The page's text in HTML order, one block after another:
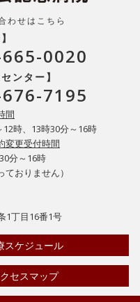
わせはこちら
0020
ンター】
7195
間
12時、13時30分～16時
変更受付時間
分～16時
ておりません）
1丁目16番1号
スケジュール
セスマップ